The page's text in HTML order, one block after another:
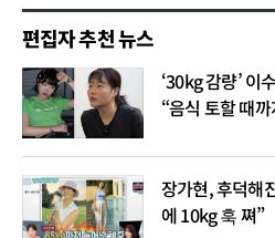
편집자 추천 뉴스
‘30kg 감량’ 이
“음식 토할 때
장가현, 후덕해
에 10kg 훅 쪄”